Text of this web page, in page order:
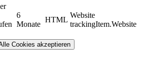
6
Monate
HTML
Website
trackingItem.Website
Cookies akzeptieren